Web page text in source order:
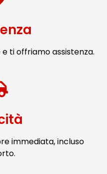
ti offriamo assistenza.
immediata, incluso